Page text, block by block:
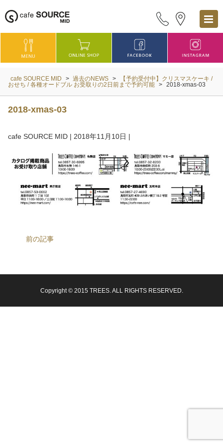
cafe SOURCE MID > 過去のNEWS >
【予約受付中】クリスマスケーキ /
おせち / 各種オードブル お受取りの2日前まで予約可能 > 2018-xmas-03
2018-xmas-03
cafe SOURCE MID | 2018年11月10日 |
前の記事
Copyright © 2015 TREES. ALL RIGHTS RESERVED.